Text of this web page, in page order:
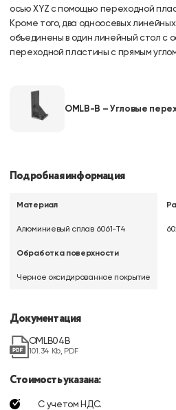
осью XYZ с помощью переходной
Кроме того, два одноосевых
объединены в один линейный стол с
переходной пластины с прямым
OMLB-B – Угловые
Подробная информация
Материал
Алюминиевый сплав 6061-Т4
Обработка поверхности
Черное оксидированное покрытие
Документация
OMLB04B
101.34 Kb, PDF
Стоимость указана:
С учетом НДС.